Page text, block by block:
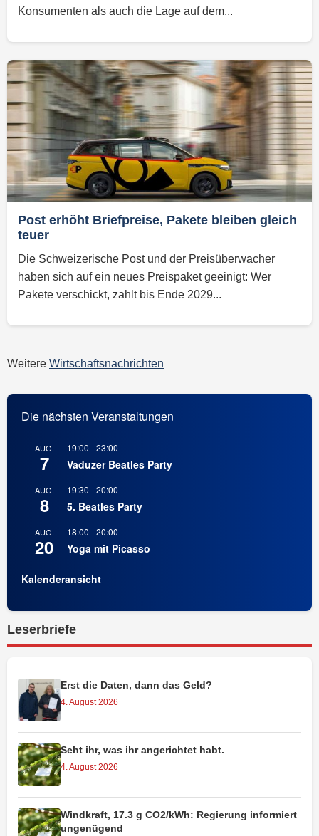
Konsumenten als auch die Lage auf dem...
Post erhöht Briefpreise, Pakete bleiben gleich
teuer
Die Schweizerische Post und der Preisüberwacher
haben sich auf ein neues Preispaket geeinigt: Wer
Pakete verschickt, zahlt bis Ende 2029...
Weitere Wirtschaftsnachrichten
Die nächsten Veranstaltungen
AUG.
7
19:00 -23:00
Vaduzer Beatles Party
AUG.
8
19:30 -20:00
5. Beatles Party
AUG.
20
18:00 -20:00
Yoga mit Picasso
Kalenderansicht
Leserbriefe
Erst die Daten, dann das Geld?
4. August 2026
Seht ihr, was ihr angerichtet habt.
4. August 2026
Windkraft, 17.3 g CO2/kWh: Regierung informiert
ungenügend